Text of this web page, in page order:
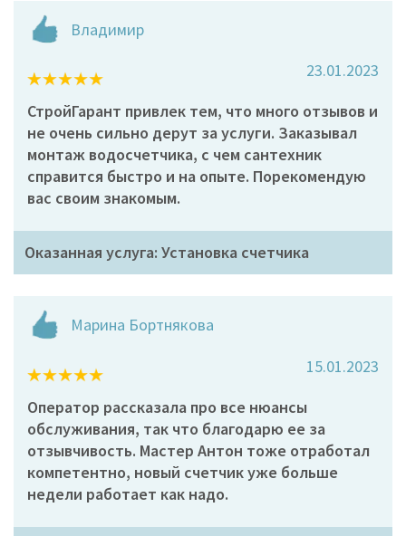
Владимир
23.01.2023
СтройГарант привлек тем, что много отзывов и
не очень сильно дерут за услуги. Заказывал
монтаж водосчетчика, с чем сантехник
справится быстро и на опыте. Порекомендую
вас своим знакомым.
Оказанная услуга: Установка счетчика
Марина Бортнякова
15.01.2023
Оператор рассказала про все нюансы
обслуживания, так что благодарю ее за
отзывчивость. Мастер Антон тоже отработал
компетентно, новый счетчик уже больше
недели работает как надо.